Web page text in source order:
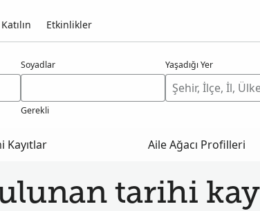
Katılın Etkinlikler
Soyadlar
Gerekli
Yaşadığı Yer
Kayıtlar Aile Ağacı Profilleri
tarihi